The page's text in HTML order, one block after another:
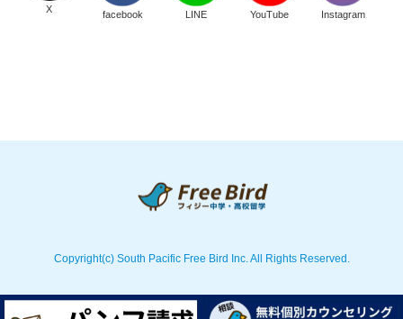
X facebook LINE YouTube Instagram
Copyright(c) South Pacific Free Bird Inc. All Rights Reserved.